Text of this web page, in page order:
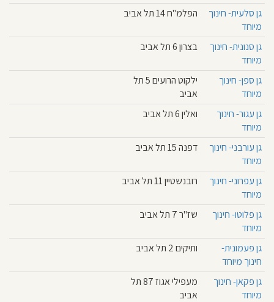
גן סלעית- חינוך
מיוחד
הפלמ''ח 14 תל אביב
גן סנונית- חינוך
מיוחד
בצרון 6 תל אביב
גן ספן- חינוך
מיוחד
ילקוט הרועים 5 תל
אביב
גן עגור- חינוך
מיוחד
ואלין 6 תל אביב
גן עורבני- חינוך
מיוחד
דפנה 15 תל אביב
גן עפרוני- חינוך
מיוחד
רובנשטיין 11 תל אביב
גן פלוטו- חינוך
מיוחד
שז"ר 7 תל אביב
גן פעמונית-
חינוך מיוחד
ותיקים 2 תל אביב
גן פקאן- חינוך
מיוחד
מעפילי אגוז 87 תל
אביב